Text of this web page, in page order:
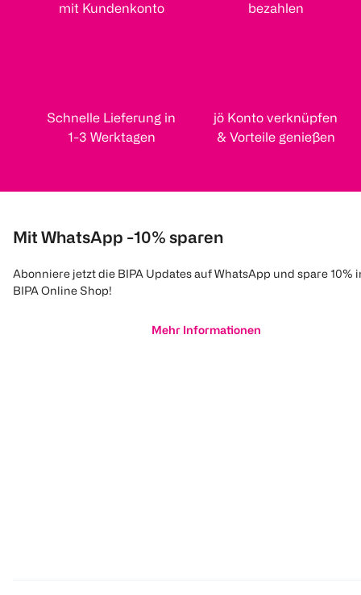
mit Kundenkonto
bezahlen
Schnelle Lieferung in
1-3 Werktagen
jö Konto verknüpfen
& Vorteile genießen
Mit WhatsApp -10% sparen
Abonniere jetzt die BIPA Updates auf WhatsApp und spare 10%
BIPA Online Shop!
Mehr Informationen